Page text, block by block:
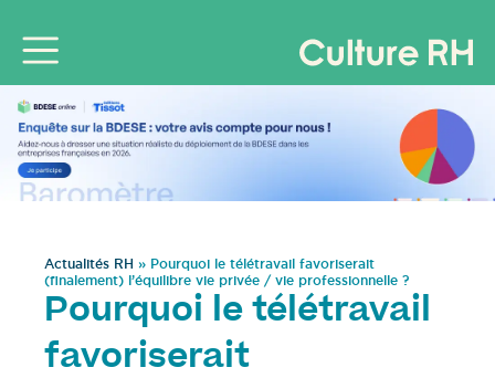
Actualités RH » Pourquoi le télétravail favoriserait
(finalement) l’équilibre vie privée / vie professionnelle ?
Pourquoi le télétravail
favoriserait